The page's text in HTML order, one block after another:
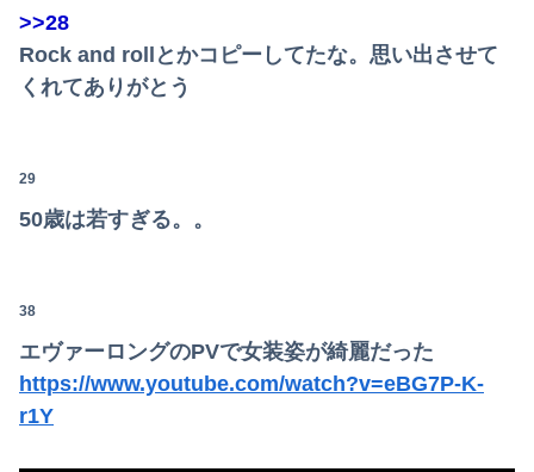
【速報】刃物を持って中国大使館に侵入した自衛官、地裁でついに動機明かす
>>28
Rock and rollとかコピーしてたな。思い出させて
くれてありがとう
29
50歳は若すぎる。。
38
エヴァーロングのPVで女装姿が綺麗だった
https://www.youtube.com/watch?v=eBG7P-K-
r1Y